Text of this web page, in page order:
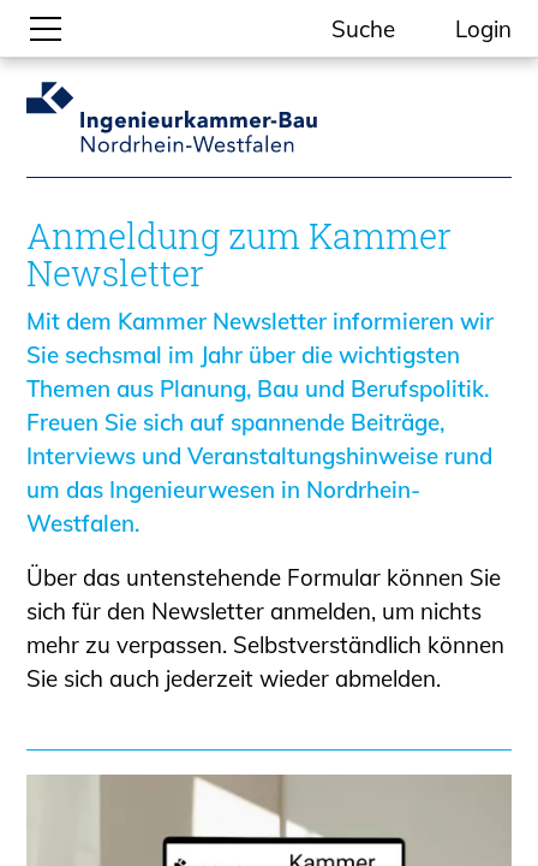
Suche
Gesellschaftliche Themen
Aktuelle Meldungen
Kein Ding ohne ING.
Ingenieurkammer-Bau NRW
Willkommen bei der Kammer
Aufgaben
Gremien
Geschäftsstelle
Mitgliedschaft
Veranstaltungsformate
Unsere Publikationen
Anträge, Anzeigen, Formulare
Fortbildung/Seminare
Informationen für Ingenieurinnen
Recht
Planungswettbewerbe
Login
Anmeldung zum Kammer
Newsletter
Mit dem Kammer Newsletter informieren wir
Sie sechsmal im Jahr über die wichtigsten
Themen aus Planung, Bau und Berufspolitik.
Freuen Sie sich auf spannende Beiträge,
Interviews und Veranstaltungshinweise rund
um das Ingenieurwesen in Nordrhein-
Westfalen.
Über das untenstehende Formular können Sie
sich für den Newsletter anmelden, um nichts
mehr zu verpassen. Selbstverständlich können
Sie sich auch jederzeit wieder abmelden.